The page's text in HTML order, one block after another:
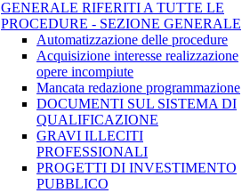
GENERALE RIFERITI A TUTTE LE
PROCEDURE - SEZIONE GENERALE
Automatizzazione delle procedure
Acquisizione interesse realizzazione
opere incompiute
Mancata redazione programmazione
DOCUMENTI SUL SISTEMA DI
QUALIFICAZIONE
GRAVI ILLECITI
PROFESSIONALI
PROGETTI DI INVESTIMENTO
PUBBLICO